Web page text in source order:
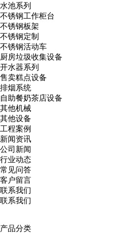
水池系列
不锈钢工作柜台
不锈钢板架
不锈钢定制
不锈钢活动车
厨房垃圾收集设备
开水器系列
售卖糕点设备
排烟系统
自助餐奶茶店设备
其他机械
其他设备
工程案例
新闻资讯
公司新闻
行业动态
常见问答
客户留言
联系我们
联系我们
产品分类